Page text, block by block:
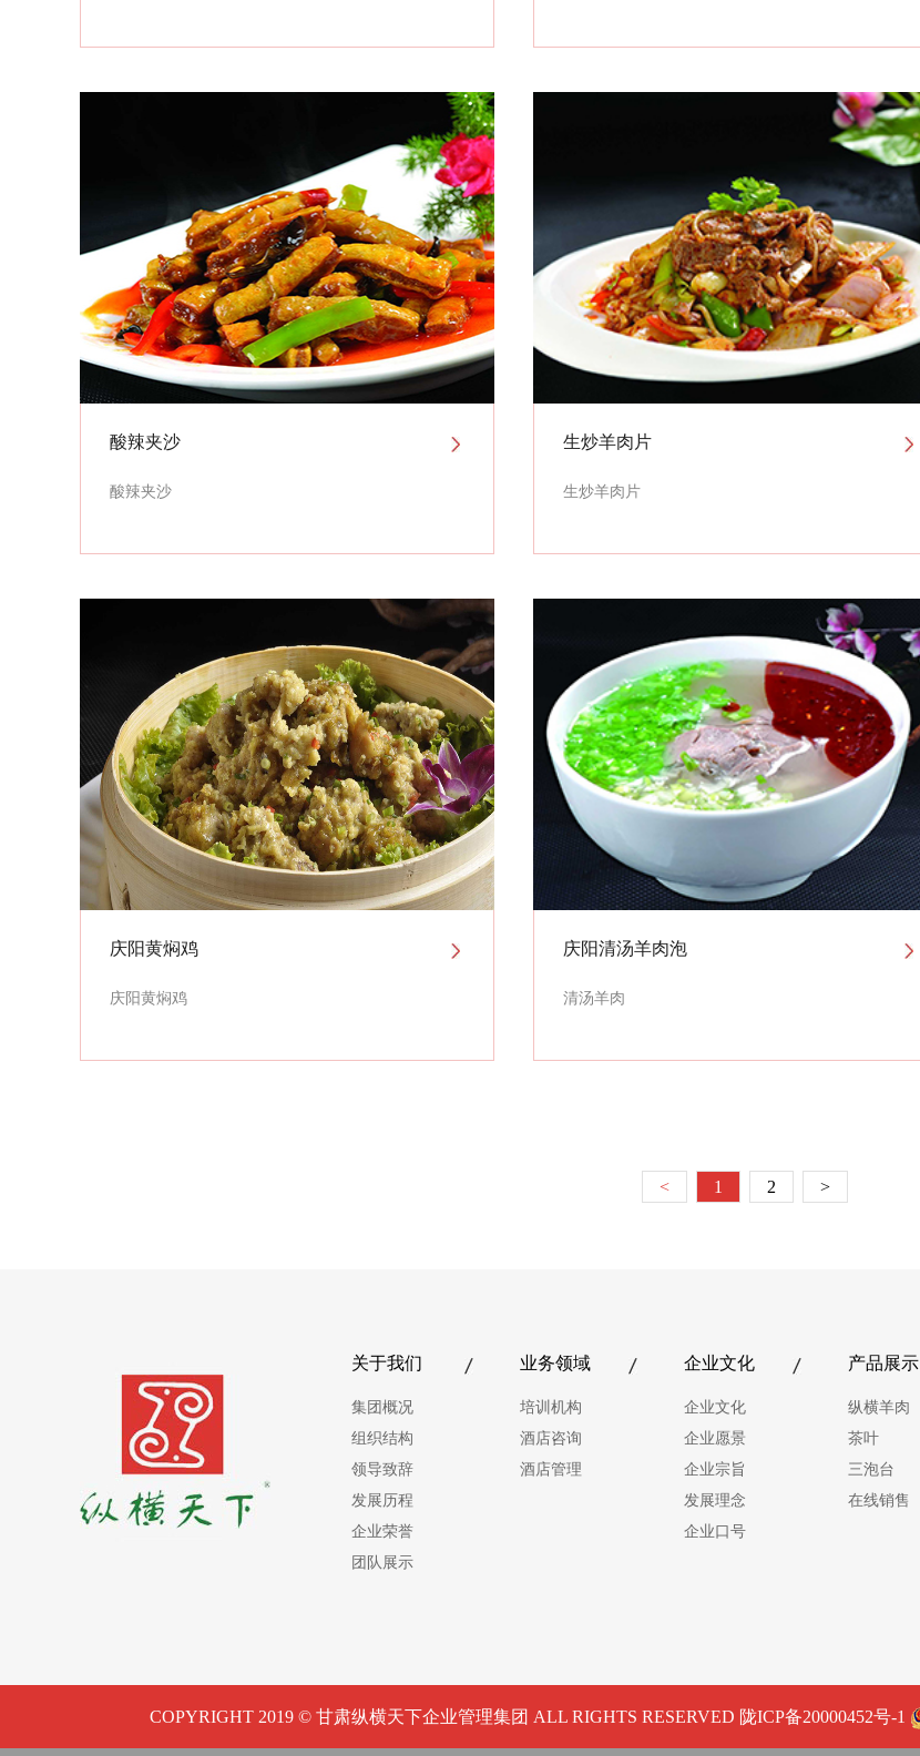
酸辣夹沙
酸辣夹沙
生炒羊肉片
生炒羊肉片
庆阳黄焖鸡
庆阳黄焖鸡
庆阳清汤羊肉泡
清汤羊肉
< 1 2 >
关于我们
集团概况
组织结构
领导致辞
发展历程
企业荣誉
团队展示
业务领域
培训机构
酒店咨询
酒店管理
企业文化
企业文化
企业愿景
企业宗旨
发展理念
企业口号
产品展示
纵横羊肉
茶叶
三泡台
在线销售
COPYRIGHT 2019 © 甘肃纵横天下企业管理集团 ALL RIGHTS RESERVED 陇ICP备20000452号-1